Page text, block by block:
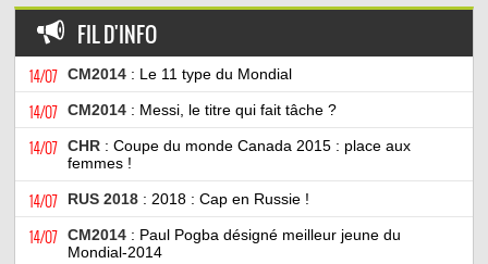
FIL D'INFO
14/07 CM2014 : Le 11 type du Mondial
14/07 CM2014 : Messi, le titre qui fait tâche ?
14/07 CHR : Coupe du monde Canada 2015 : place aux
femmes !
14/07 RUS 2018 : 2018 : Cap en Russie !
14/07 CM2014 : Paul Pogba désigné meilleur jeune du
Mondial-2014